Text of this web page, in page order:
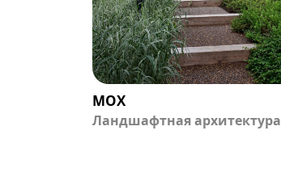
МОХ
Ландшафтная архитектура